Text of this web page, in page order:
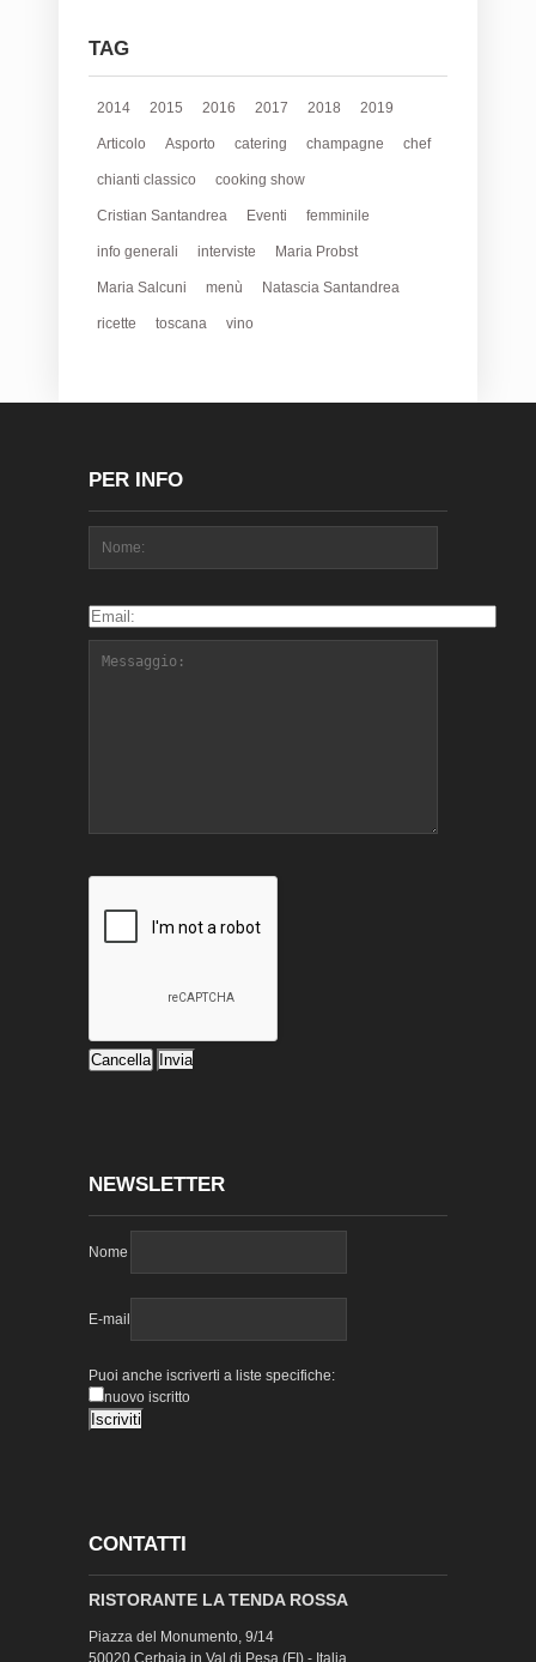
TAG
2014 2015 2016 2017 2018 2019
Articolo Asporto catering champagne chef
chianti classico cooking show
Cristian Santandrea Eventi femminile
info generali interviste Maria Probst
Maria Salcuni menù Natascia Santandrea
ricette toscana vino
PER INFO
NEWSLETTER
Nome
E-mail
Puoi anche iscriverti a liste specifiche:
nuovo iscritto
CONTATTI
RISTORANTE LA TENDA ROSSA
Piazza del Monumento, 9/14
50020 Cerbaia in Val di Pesa (FI) - Italia